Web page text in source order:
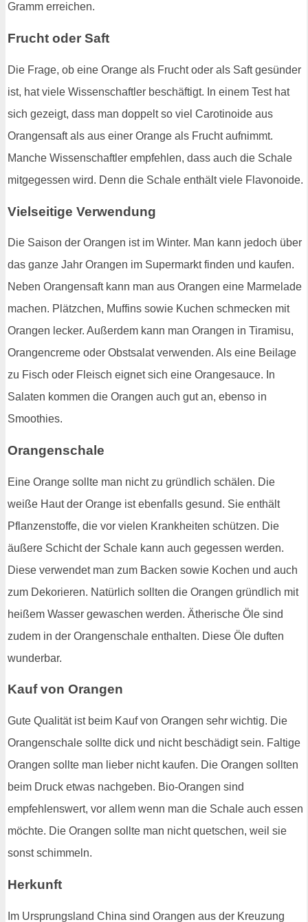
Gramm erreichen.
Frucht oder Saft
Die Frage, ob eine Orange als Frucht oder als Saft gesünder
ist, hat viele Wissenschaftler beschäftigt. In einem Test hat
sich gezeigt, dass man doppelt so viel Carotinoide aus
Orangensaft als aus einer Orange als Frucht aufnimmt.
Manche Wissenschaftler empfehlen, dass auch die Schale
mitgegessen wird. Denn die Schale enthält viele Flavonoide.
Vielseitige Verwendung
Die Saison der Orangen ist im Winter. Man kann jedoch über
das ganze Jahr Orangen im Supermarkt finden und kaufen.
Neben Orangensaft kann man aus Orangen eine Marmelade
machen. Plätzchen, Muffins sowie Kuchen schmecken mit
Orangen lecker. Außerdem kann man Orangen in Tiramisu,
Orangencreme oder Obstsalat verwenden. Als eine Beilage
zu Fisch oder Fleisch eignet sich eine Orangesauce. In
Salaten kommen die Orangen auch gut an, ebenso in
Smoothies.
Orangenschale
Eine Orange sollte man nicht zu gründlich schälen. Die
weiße Haut der Orange ist ebenfalls gesund. Sie enthält
Pflanzenstoffe, die vor vielen Krankheiten schützen. Die
äußere Schicht der Schale kann auch gegessen werden.
Diese verwendet man zum Backen sowie Kochen und auch
zum Dekorieren. Natürlich sollten die Orangen gründlich mit
heißem Wasser gewaschen werden. Ätherische Öle sind
zudem in der Orangenschale enthalten. Diese Öle duften
wunderbar.
Kauf von Orangen
Gute Qualität ist beim Kauf von Orangen sehr wichtig. Die
Orangenschale sollte dick und nicht beschädigt sein. Faltige
Orangen sollte man lieber nicht kaufen. Die Orangen sollten
beim Druck etwas nachgeben. Bio-Orangen sind
empfehlenswert, vor allem wenn man die Schale auch essen
möchte. Die Orangen sollte man nicht quetschen, weil sie
sonst schimmeln.
Herkunft
Im Ursprungsland China sind Orangen aus der Kreuzung